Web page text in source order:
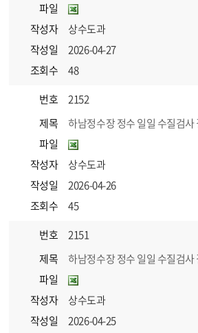
파일
작성자
상수도과
작성일
2026-04-27
조회수
48
번호
2152
제목
하남정수장 정수 일일 수질검
파일
작성자
상수도과
작성일
2026-04-26
조회수
45
번호
2151
제목
하남정수장 정수 일일 수질검
파일
작성자
상수도과
작성일
2026-04-25